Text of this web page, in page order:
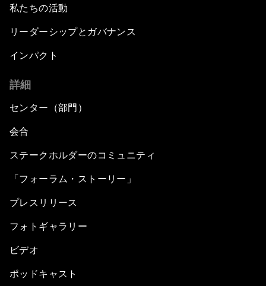
私たちの活動
リーダーシップとガバナンス
インパクト
詳細
センター（部門）
会合
ステークホルダーのコミュニティ
「フォーラム・ストーリー」
プレスリリース
フォトギャラリー
ビデオ
ポッドキャスト